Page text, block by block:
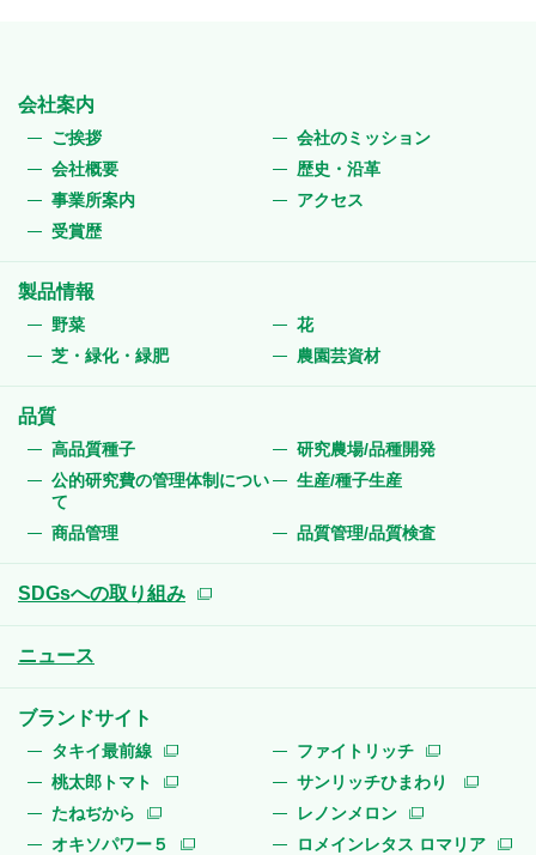
会社案内
ご挨拶
会社のミッション
会社概要
歴史・沿革
事業所案内
アクセス
受賞歴
製品情報
野菜
花
芝・緑化・緑肥
農園芸資材
品質
高品質種子
研究農場/品種開発
公的研究費の管理体制につい
て
生産/種子生産
商品管理 品質管理/品質検査
SDGsへの取り組み
ニュース
ブランドサイト
タキイ最前線
ファイトリッチ
桃太郎トマト
サンリッチひまわり
たねぢから
レノンメロン
オキソパワー５
ロメインレタス ロマリア